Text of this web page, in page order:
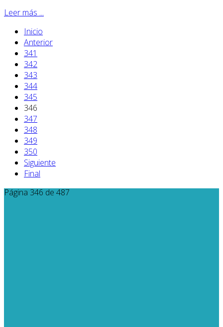
Leer más ...
Inicio
Anterior
341
342
343
344
345
346
347
348
349
350
Siguiente
Final
Página 346 de 487